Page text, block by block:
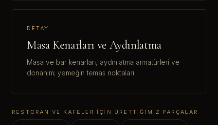
DETAY
Masa Kenarları ve Aydınlatma
Masa ve bar kenarları, aydınlatma armatürleri ve
donanım; yemeğin temas noktaları.
RESTORAN VE KAFELER IÇIN ÜRETTIĞIMIZ PARÇALAR